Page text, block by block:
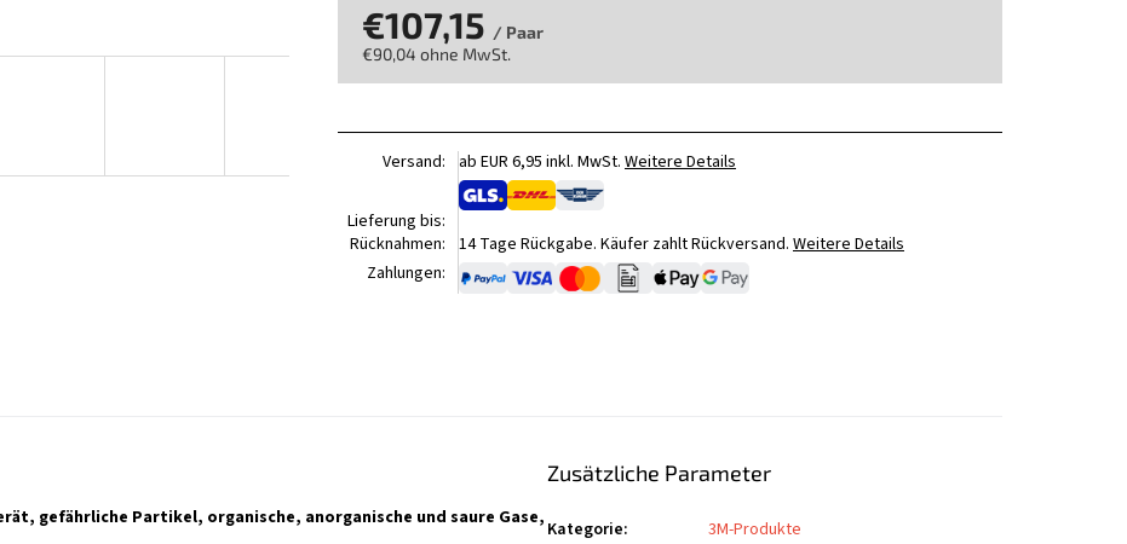
€107,15 / Paar
€90,04 ohne MwSt.
Versand: ab EUR 6,95 inkl. MwSt. Weitere Details
Lieferung bis:
Rücknahmen: 14 Tage Rückgabe. Käufer zahlt Rückversand. Weitere Details
Zahlungen:
gefährliche Partikel, organische, anorganische und saure Gase,
Zusätzliche Parameter
Kategorie:
3M-Produkte